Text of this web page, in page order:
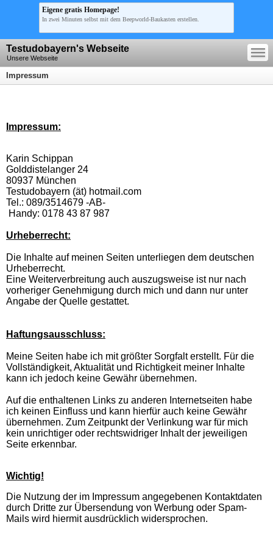
Eigene gratis Homepage!
In zwei Minuten selbst mit dem Beepworld-Baukasten erstellen.
Testudobayern's Webseite
Unsere Webseite
—
—
—
Impressum
Impressum:
Karin Schippan
Golddistelanger 24
80937 München
Testudobayern (ät) hotmail.com
Tel.: 089/3514679 -AB-
Handy: 0178 43 87 987
Urheberrecht:
Die Inhalte auf meinen Seiten unterliegen dem deutschen
Urheberrecht.
Eine Weiterverbreitung auch auszugsweise ist nur nach
vorheriger Genehmigung durch mich und dann nur unter
Angabe der Quelle gestattet.
Haftungsausschluss:
Meine Seiten habe ich mit größter Sorgfalt erstellt. Für die
Vollständigkeit, Aktualität und Richtigkeit meiner Inhalte
kann ich jedoch keine Gewähr übernehmen.
Auf die enthaltenen Links zu anderen Internetseiten habe
ich keinen Einfluss und kann hierfür auch keine Gewähr
übernehmen. Zum Zeitpunkt der Verlinkung war für mich
kein unrichtiger oder rechtswidriger Inhalt der jeweiligen
Seite erkennbar.
Wichtig!
Die Nutzung der im Impressum angegebenen Kontaktdaten
durch Dritte zur Übersendung von Werbung oder Spam-
Mails wird hiermit ausdrücklich widersprochen.